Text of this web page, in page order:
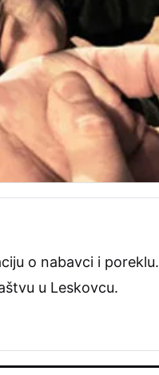
o nabavci i poreklu.
u Leskovcu.